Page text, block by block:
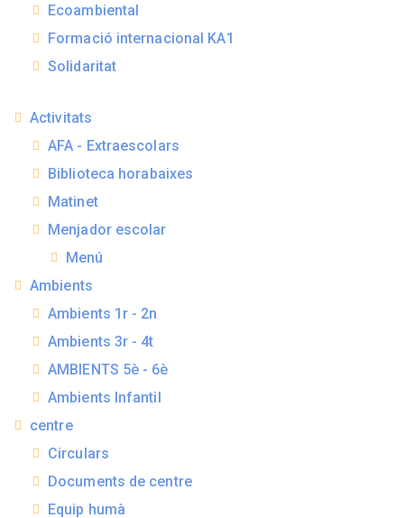
Ecoambiental
Formació internacional KA1
Solidaritat
Activitats
AFA - Extraescolars
Biblioteca horabaixes
Matinet
Menjador escolar
Menú
Ambients
Ambients 1r - 2n
Ambients 3r - 4t
AMBIENTS 5è - 6è
Ambients Infantil
centre
Circulars
Documents de centre
Equip humà